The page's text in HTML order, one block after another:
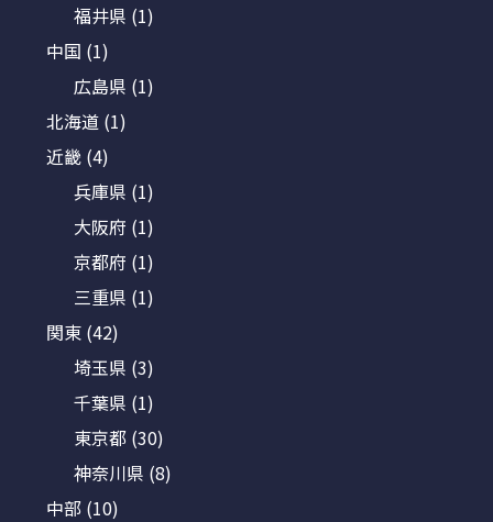
福井県 (1)
中国 (1)
広島県 (1)
北海道 (1)
近畿 (4)
兵庫県 (1)
大阪府 (1)
京都府 (1)
三重県 (1)
関東 (42)
埼玉県 (3)
千葉県 (1)
東京都 (30)
神奈川県 (8)
中部 (10)